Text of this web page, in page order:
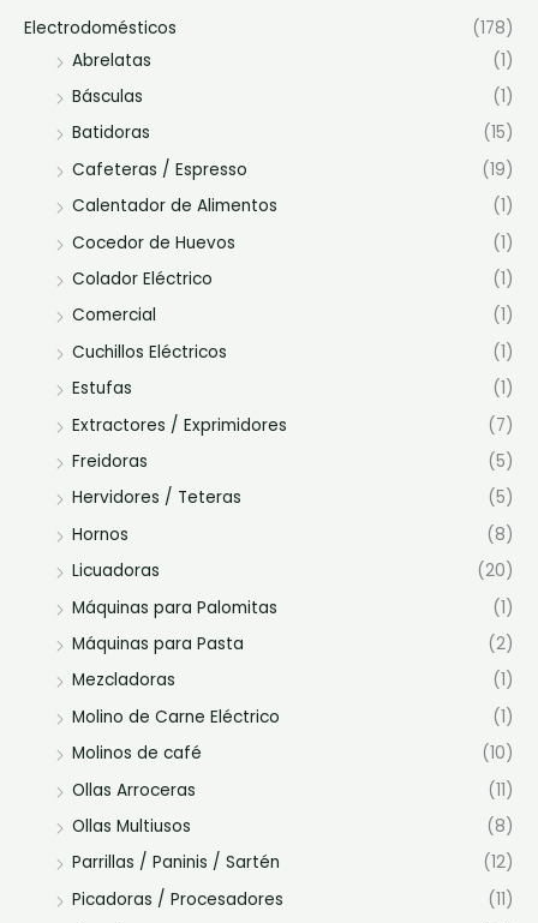
Electrodomésticos
(178)
Abrelatas
(1)
Básculas
(1)
Batidoras
(15)
Cafeteras / Espresso
(19)
Calentador de Alimentos
(1)
Cocedor de Huevos
(1)
Colador Eléctrico
(1)
Comercial
(1)
Cuchillos Eléctricos
(1)
Estufas
(1)
Extractores / Exprimidores
(7)
Freidoras
(5)
Hervidores / Teteras
(5)
Hornos
(8)
Licuadoras
(20)
Máquinas para Palomitas
(1)
Máquinas para Pasta
(2)
Mezcladoras
(1)
Molino de Carne Eléctrico
(1)
Molinos de café
(10)
Ollas Arroceras
(11)
Ollas Multiusos
(8)
Parrillas / Paninis / Sartén
(12)
Picadoras / Procesadores
(11)